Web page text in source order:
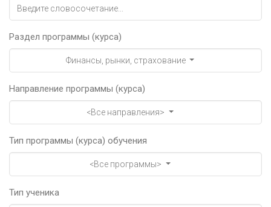
Раздел программы (курса)
Финансы, рынки, страхование
Направление программы (курса)
<Все направления>
Тип программы (курса) обучения
<Все программы>
Тип ученика